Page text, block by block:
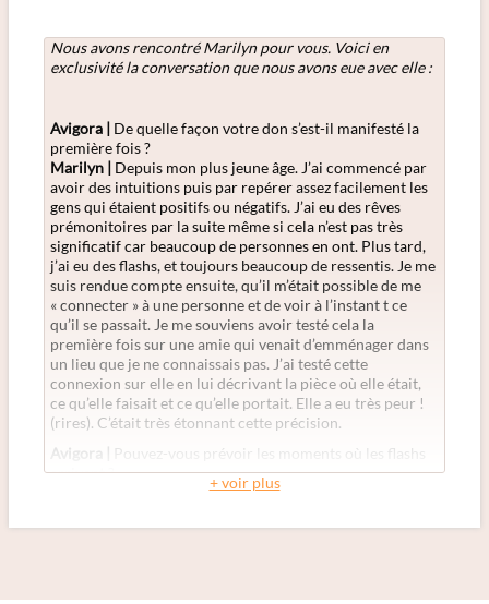
Nous avons rencontré Marilynpour vous. Voici en
exclusivité la conversation que nous avons eue avec elle :
Avigora | De quelle façon votre don s’est-il manifesté la
première fois ?
Marilyn | Depuis mon plus jeune âge. J’ai commencé par
avoir des intuitions puis par repérer assez facilement les
gens qui étaient positifs ou négatifs. J’ai eu des rêves
prémonitoires par la suite même si cela n’est pas très
significatif car beaucoup de personnes en ont. Plus tard,
j’ai eu des flashs, et toujours beaucoup de ressentis. Je me
suis rendue compte ensuite, qu’il m’était possible de me
« connecter » à une personne et de voir à l’instant t ce
qu’il se passait. Je me souviens avoir testé cela la
première fois sur une amie qui venait d’emménager dans
un lieu que je ne connaissais pas. J’ai testé cette
connexion sur elle en lui décrivant la pièce où elle était,
ce qu’elle faisait et ce qu’elle portait. Elle a eu très peur !
(rires). C’était très étonnant cette précision.
Avigora |
Pouvez-vous prévoir les moments où les flashs
arrivent ?
Pas toujours. Ils ne sont pas forcément
particulier, ça vient… ou pas ! Mais il suffit de bien me
+ voir plus